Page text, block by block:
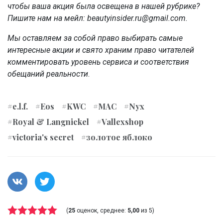
чтобы ваша акция была освещена в нашей рубрике?
Пишите нам на мейл: beautyinsider.ru@gmail.com.
Мы оставляем за собой право выбирать самые
интересные акции и свято храним право читателей
комментировать уровень сервиса и соответствия
обещаний реальности.
#e.l.f. #Eos #KWC #MAC
#Nyx
#Royal & Langnickel
#Vallexshop
#victoria's secret
#золотое яблоко
(25 оценок, среднее: 5,00 из 5)